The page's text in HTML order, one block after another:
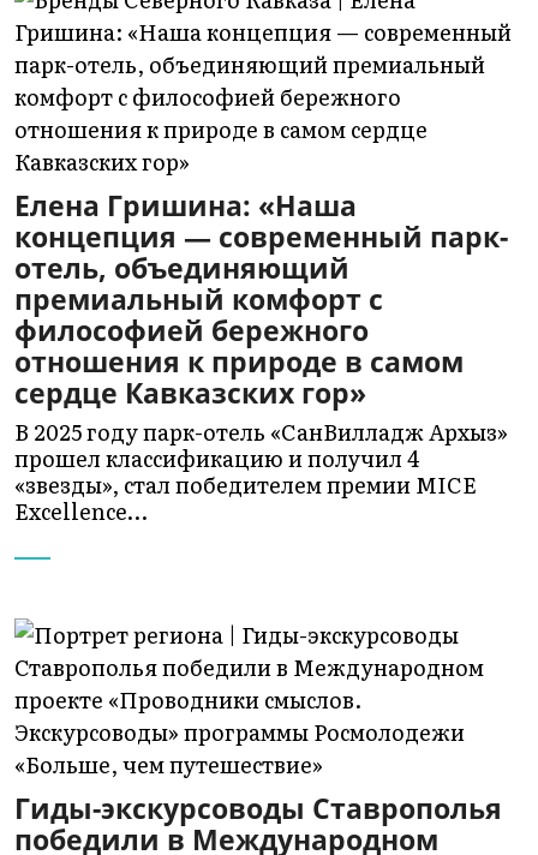
Елена Гришина: «Наша
концепция — современный парк-
отель, объединяющий
премиальный комфорт с
философией бережного
отношения к природе в самом
сердце Кавказских гор»
В 2025 году парк-отель «СанВилладж Архыз»
прошел классификацию и получил 4
«звезды», стал победителем премии MICE
Excellence…
Гиды-экскурсоводы Ставрополья
победили в Международном